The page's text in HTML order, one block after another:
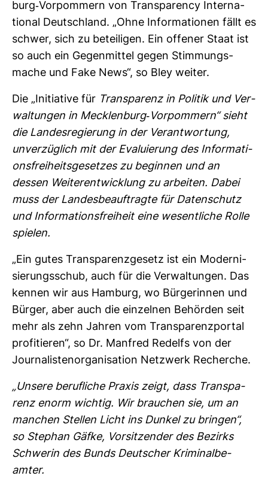
burg-​Vor­pom­mern von Trans­pa­rency Inter­na­
tional Deutsch­land. „Ohne Infor­ma­tionen fällt es
schwer, sich zu betei­ligen. Ein offener Staat ist
so auch ein Gegen­mittel gegen Stim­mungs­
mache und Fake News“, so Bley weiter.
Die „Initia­tive für Trans­pa­renz in Politik und Ver­
wal­tungen in Meck­len­burg-​Vor­pom­mern“ sieht
die Lan­des­re­gie­rung in der Ver­ant­wor­tung,
unver­züg­lich mit der Eva­lu­ie­rung des Infor­ma­ti­
ons­frei­heits­ge­setzes zu beginnen und an
dessen Wei­ter­ent­wick­lung zu arbeiten. Dabei
muss der Lan­des­be­auf­tragte für Daten­schutz
und Infor­ma­ti­ons­frei­heit eine wesent­liche Rolle
spielen.
„Ein gutes Trans­pa­renz­ge­setz ist ein Moder­ni­
sie­rungs­schub, auch für die Ver­wal­tungen. Das
kennen wir aus Ham­burg, wo Bür­ge­rinnen und
Bürger, aber auch die ein­zelnen Behörden seit
mehr als zehn Jahren vom Trans­pa­renz­portal
pro­fi­tieren“, so Dr. Man­fred Redelfs von der
Jour­na­lis­ten­or­ga­ni­sa­tion Netz­werk Recherche.
„Unsere beruf­liche Praxis zeigt, dass Trans­pa­
renz enorm wichtig. Wir brau­chen sie, um an
man­chen Stellen Licht ins Dunkel zu bringen“,
so Ste­phan Gäfke, Vor­sit­zender des Bezirks
Schwerin des Bunds Deut­scher Kri­mi­nal­be­
amter.